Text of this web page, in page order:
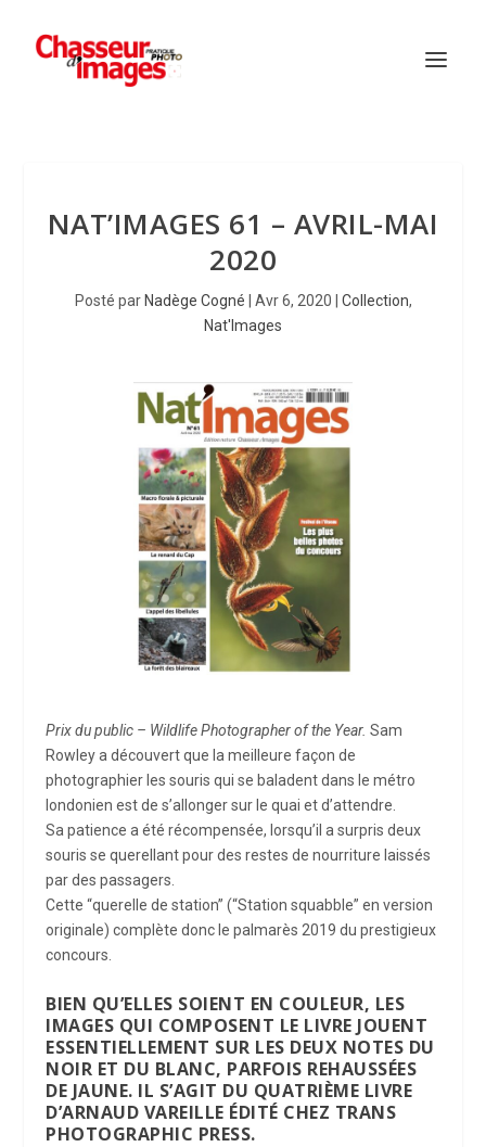
NAT’IMAGES 61 – AVRIL-MAI
2020
Posté par Nadège Cogné Avr 6, 2020 Collection,
Nat'Images
Prix du public – Wildlife Photographer of the Year.Sam
Rowley a découvert que la meilleure façon de
photographier les souris qui se baladent dans le métro
londonien est de s’allonger sur le quai et d’attendre.
Sa patience a été récompensée, lorsqu’il a surpris deux
souris se querellant pour des restes de nourriture laissés
par des passagers.
Cette “querelle de station” (“Station squabble” en version
originale) complète donc le palmarès 2019 du prestigieux
concours.
BIEN QU’ELLES SOIENT EN COULEUR, LES
IMAGES QUI COMPOSENT LE LIVRE JOUENT
ESSENTIELLEMENT SUR LES DEUX NOTES DU
NOIR ET DU BLANC, PARFOIS REHAUSSÉES
DE JAUNE. IL S’AGIT DU QUATRIÈME LIVRE
D’ARNAUD VAREILLE ÉDITÉ CHEZ TRANS
PHOTOGRAPHIC PRESS.